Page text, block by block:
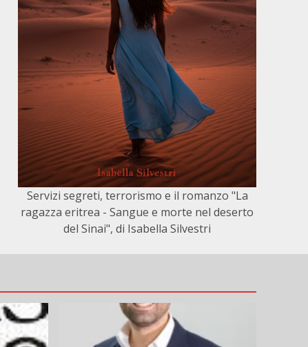
Servizi segreti, terrorismo e il romanzo "La
ragazza eritrea - Sangue e morte nel deserto
del Sinai", di Isabella Silvestri